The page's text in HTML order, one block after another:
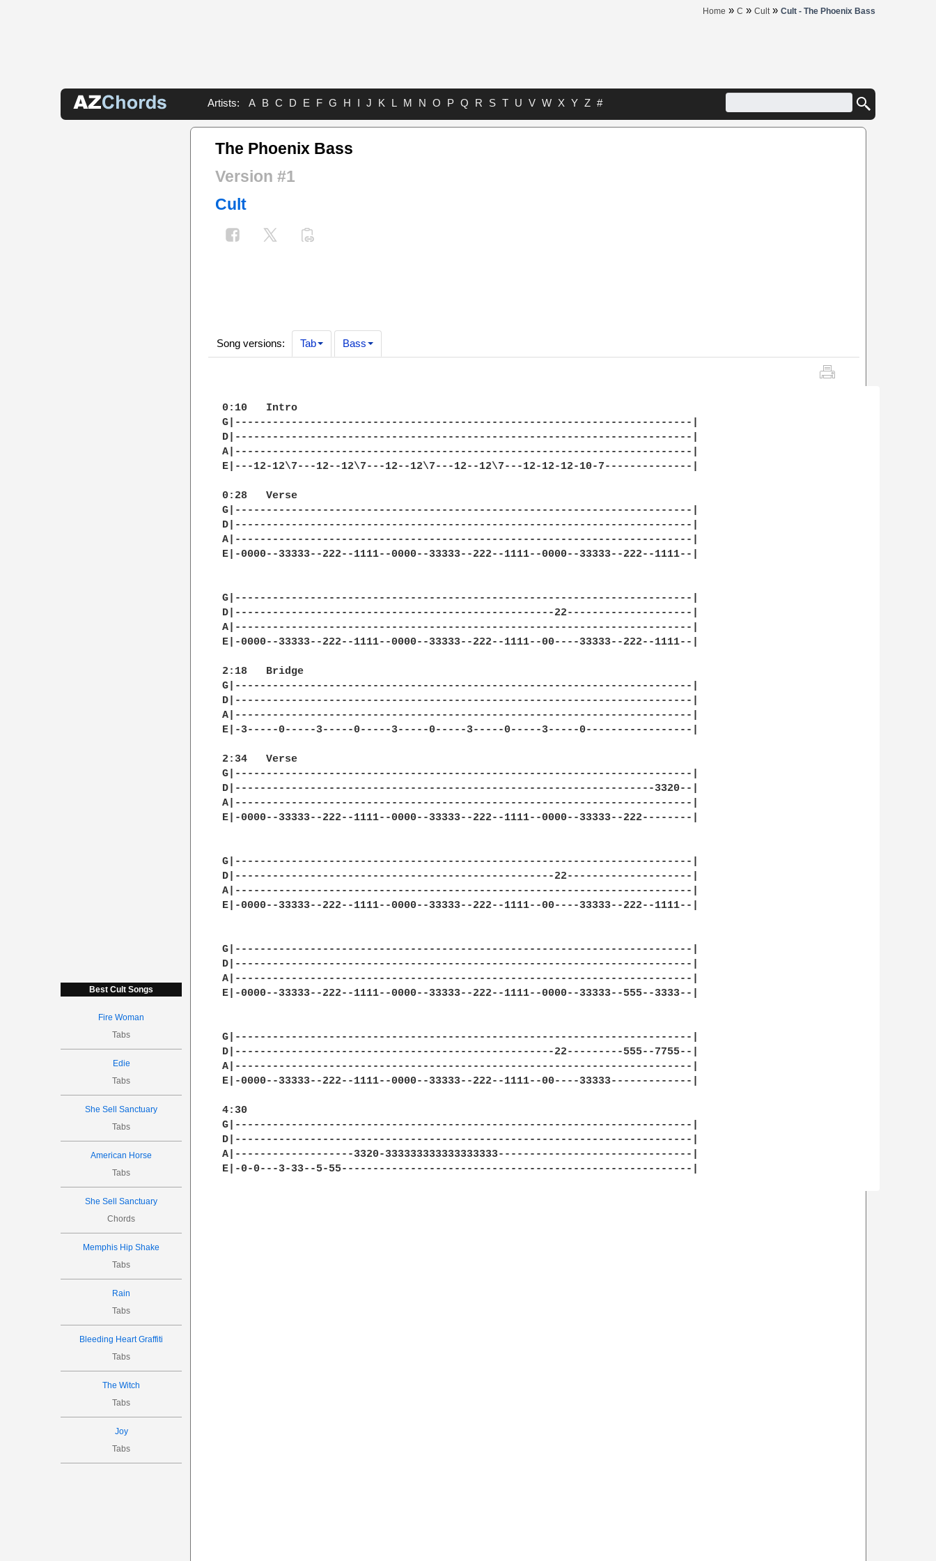
Home » C » Cult » Cult - The Phoenix Bass
Artists: A B C D E F G H I J K L M N O P Q R S T U V W X Y Z #
Best Cult Songs
Fire Woman
Tabs
Edie
Tabs
She Sell Sanctuary
Tabs
American Horse
Tabs
She Sell Sanctuary
Chords
Memphis Hip Shake
Tabs
Rain
Tabs
Bleeding Heart Graffiti
Tabs
The Witch
Tabs
Joy
Tabs
The Phoenix Bass
Version #1
Cult
Song versions: Tab Bass
0:10   Intro
G|-------------------------------------------------------------------------|
D|-------------------------------------------------------------------------|
A|-------------------------------------------------------------------------|
E|---12-12\7---12--12\7---12--12\7---12--12\7---12-12-12-10-7--------------|
0:28   Verse
G|-------------------------------------------------------------------------|
D|-------------------------------------------------------------------------|
A|-------------------------------------------------------------------------|
E|-0000--33333--222--1111--0000--33333--222--1111--0000--33333--222--1111--|
G|-------------------------------------------------------------------------|
D|---------------------------------------------------22--------------------|
A|-------------------------------------------------------------------------|
E|-0000--33333--222--1111--0000--33333--222--1111--00----33333--222--1111--|
2:18   Bridge
G|-------------------------------------------------------------------------|
D|-------------------------------------------------------------------------|
A|-------------------------------------------------------------------------|
E|-3-----0-----3-----0-----3-----0-----3-----0-----3-----0-----------------|
2:34   Verse
G|-------------------------------------------------------------------------|
D|-------------------------------------------------------------------3320--|
A|-------------------------------------------------------------------------|
E|-0000--33333--222--1111--0000--33333--222--1111--0000--33333--222--------|
G|-------------------------------------------------------------------------|
D|---------------------------------------------------22--------------------|
A|-------------------------------------------------------------------------|
E|-0000--33333--222--1111--0000--33333--222--1111--00----33333--222--1111--|
G|-------------------------------------------------------------------------|
D|-------------------------------------------------------------------------|
A|-------------------------------------------------------------------------|
E|-0000--33333--222--1111--0000--33333--222--1111--0000--33333--555--3333--|
G|-------------------------------------------------------------------------|
D|---------------------------------------------------22---------555--7755--|
A|-------------------------------------------------------------------------|
E|-0000--33333--222--1111--0000--33333--222--1111--00----33333-------------|
4:30
G|-------------------------------------------------------------------------|
D|-------------------------------------------------------------------------|
A|-------------------3320-333333333333333333-------------------------------|
E|-0-0---3-33--5-55--------------------------------------------------------|